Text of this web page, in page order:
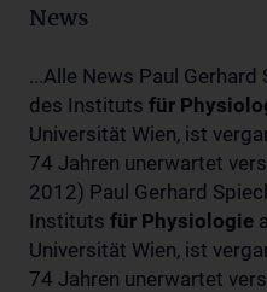
News
...Alle News Paul
des Instituts für
Universität Wien, ist
74 Jahren unerwartet
2012) Paul Gerhard
Instituts für Physiologie
Universität Wien, ist
74 Jahren unerwartet